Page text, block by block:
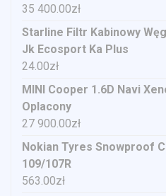
35 400.00zł
Starline Filtr Kabinowy
Jk Ecosport Ka Plus
24.00zł
MINI Cooper 1.6D Navi
Oplacony
27 900.00zł
Nokian Tyres Snowproof
109/107R
563.00zł